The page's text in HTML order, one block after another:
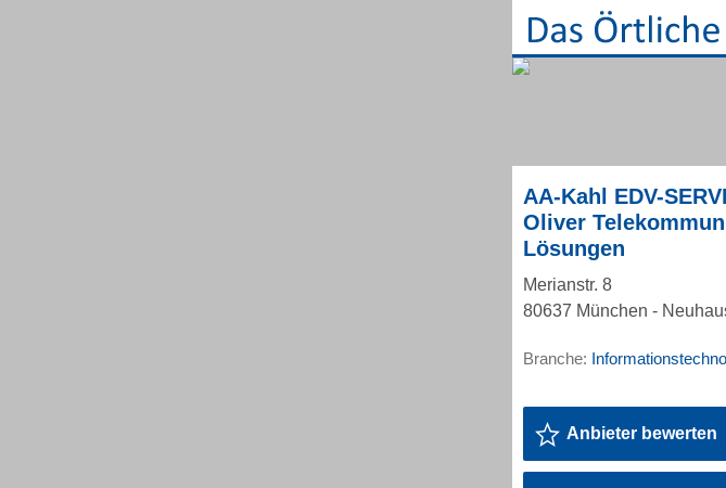
AA-Kahl EDV-
Oliver
Lösungen
Merianstr. 8
80637 München -
Branche:
Anbieter bewerten